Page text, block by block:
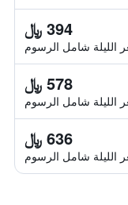
394 ﷼
الليلة شامل الرسوم
578 ﷼
الليلة شامل الرسوم
636 ﷼
الليلة شامل الرسوم